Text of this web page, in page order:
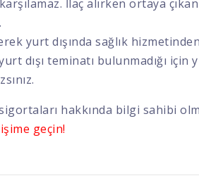
İlaç alırken ortaya
yurt dışında sağlık hizmetinden
dışı teminatı bulunmadığı için
hakkında bilgi sahibi
geçin!